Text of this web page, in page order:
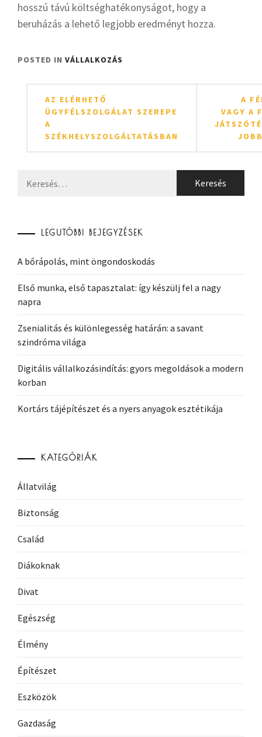
hosszú távú költséghatékonyságot, hogy a
beruházás a lehető legjobb eredményt hozza.
POSTED IN VÁLLALKOZÁS
Bejegyzés
navigáció
AZ ELÉRHETŐ
ÜGYFÉLSZOLGÁLAT SZEREPE
A
SZÉKHELYSZOLGÁLTATÁSBAN
A
VAGY A
LEGUTÓBBI BEJEGYZÉSEK
A bőrápolás, mint öngondoskodás
Első munka, első tapasztalat: így készülj fel a nagy
napra
Zsenialitás és különlegesség határán: a savant
szindróma világa
Digitális vállalkozásindítás: gyors megoldások a modern
korban
Kortárs tájépítészet és a nyers anyagok esztétikája
KATEGÓRIÁK
Állatvilág
Biztonság
Család
Diákoknak
Divat
Egészség
Élmény
Építészet
Eszközök
Gazdaság